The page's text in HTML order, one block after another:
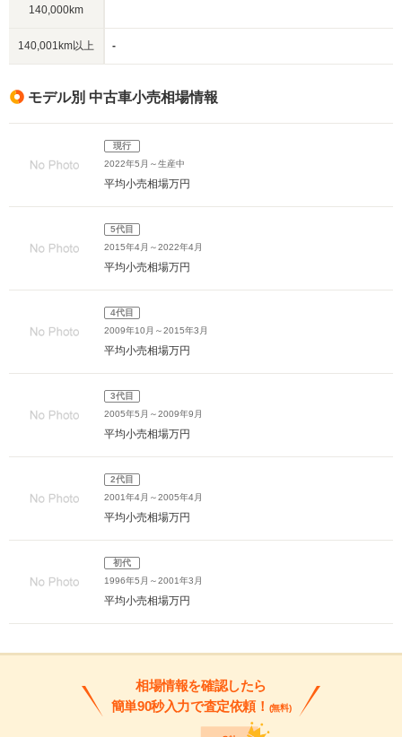
140,000km
140,001km以上 -
モデル別 中古車小売相場情報
現行
2022年5月～生産中
平均小売相場万円
5代目
2015年4月～2022年4月
平均小売相場万円
4代目
2009年10月～2015年3月
平均小売相場万円
3代目
2005年5月～2009年9月
平均小売相場万円
2代目
2001年4月～2005年4月
平均小売相場万円
初代
1996年5月～2001年3月
平均小売相場万円
相場情報を確認したら
簡単90秒入力で査定依頼！ (無料)